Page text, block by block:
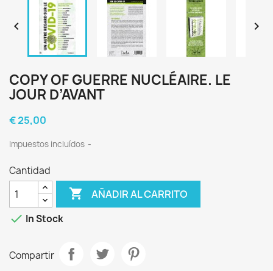
 
COPY OF GUERRE NUCLÉAIRE. LE
JOUR D’AVANT
€ 25,00
Impuestos incluídos
Cantidad
 AÑADIR AL CARRITO
 In Stock
Compartir